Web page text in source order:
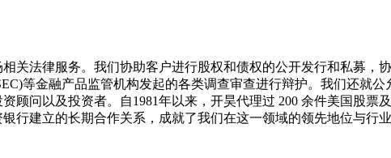
关法律服务。我们协助客户进行股权和债权的公开发行和私募，
等金融产品监管机构发起的各类调查审查进行辩护。我们还就
顾问以及投资者。自1981年以来，开昊代理过 200 余件美国股票
行建立的长期合作关系，成就了我们在这一领域的领先地位与行业